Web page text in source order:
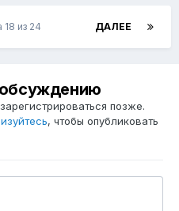
ДАЛЕЕ
18 из 24
позже.
, чтобы опубликовать